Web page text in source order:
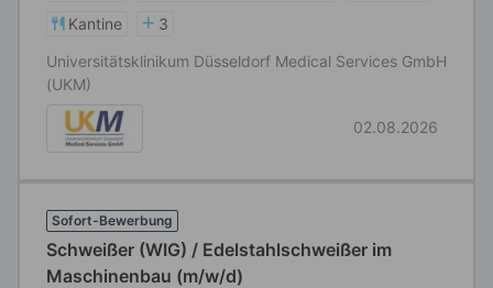
Kantine
3
Universitätsklinikum Düsseldorf Medical Services GmbH
(UKM)
02.08.2026
Sofort-Bewerbung
Schweißer (WIG) / Edelstahlschweißer im
Maschinenbau (m/w/d)